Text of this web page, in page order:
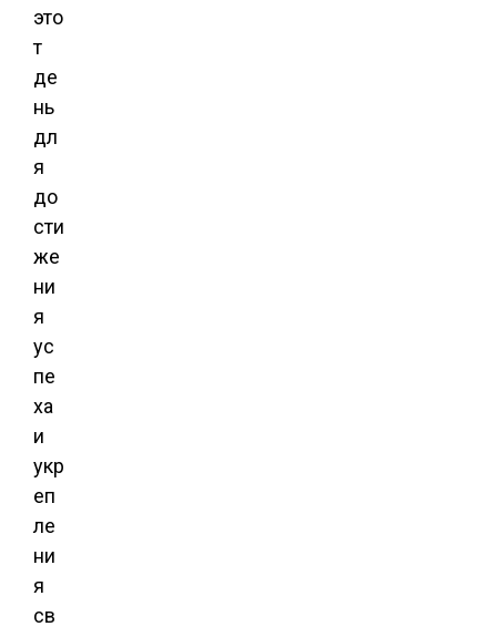
это
т
де
нь
дл
я
до
сти
же
ни
я
ус
пе
ха
и
укр
еп
ле
ни
я
св